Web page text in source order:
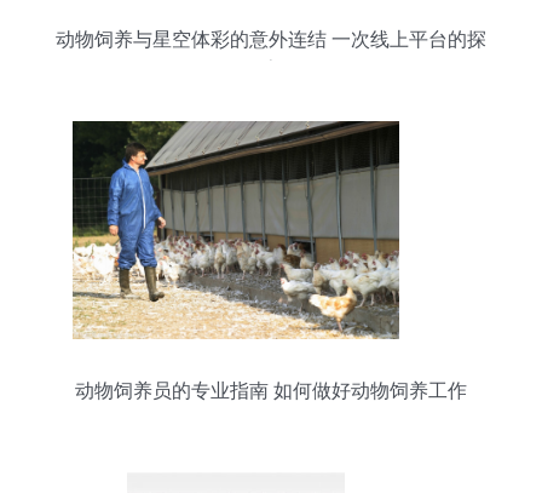
动物饲养与星空体彩的意外连结 一次线上平台的探
动物饲养员的专业指南 如何做好动物饲养工作